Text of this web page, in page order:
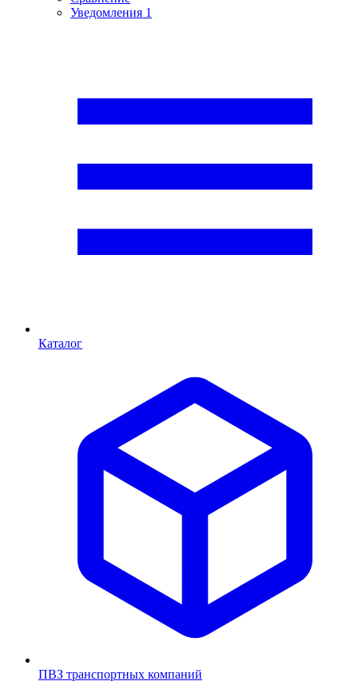
Уведомления 1
Каталог
ПВЗ транспортных компаний